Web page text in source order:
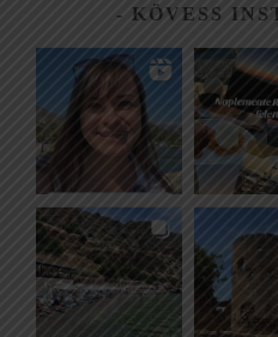
KÖVESS